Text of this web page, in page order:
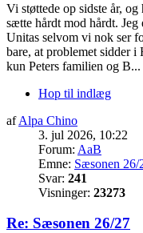
Vi støttede op sidste år,
sætte hårdt mod hårdt.
Unitas selvom vi nok ser
bare, at problemet sidder
kun Peters familien og B...
Hop til indlæg
afAlpa Chino
3. jul 2026, 10:22
Forum: AaB
Emne: Sæsonen 26/
Svar: 241
Visninger: 23273
Re: Sæsonen 26/27